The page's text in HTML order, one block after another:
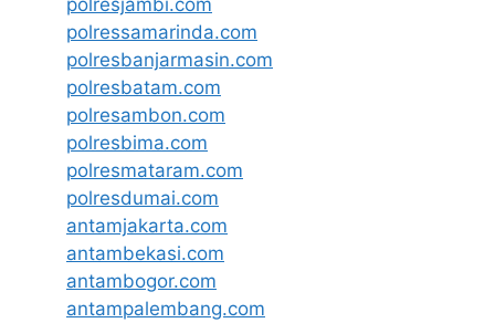
polressamarinda.com
polresbanjarmasin.com
polresbatam.com
polresambon.com
polresbima.com
polresmataram.com
polresdumai.com
antamjakarta.com
antambekasi.com
antambogor.com
antampalembang.com